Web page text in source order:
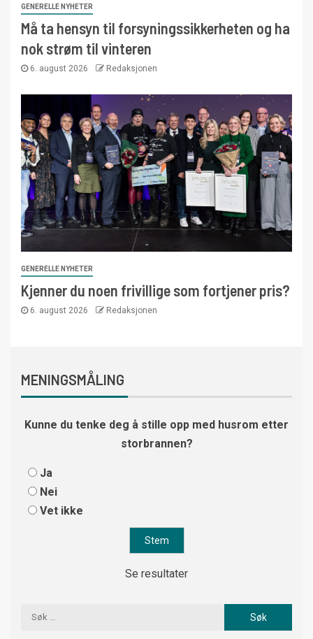
GENERELLE NYHETER
Må ta hensyn til forsyningssikkerheten og ha
nok strøm til vinteren
6. august 2026 Redaksjonen
GENERELLE NYHETER
Kjenner du noen frivillige som fortjener pris?
6. august 2026 Redaksjonen
MENINGSMÅLING
Kunne du tenke deg å stille opp med husrom etter
storbrannen?
Ja
Nei
Vet ikke
Se resultater